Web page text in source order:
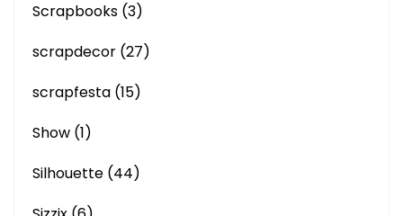
Scrapbooks (3)
scrapdecor (27)
scrapfesta (15)
Show (1)
Silhouette (44)